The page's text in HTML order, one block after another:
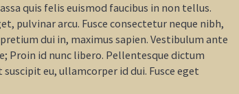
quis felis euismod faucibus in non tellus.
pulvinar arcu. Fusce consectetur neque nibh,
dui in, maximus sapien. Vestibulum ante
Proin id nunc libero. Pellentesque dictum
eu, ullamcorper id dui. Fusce eget